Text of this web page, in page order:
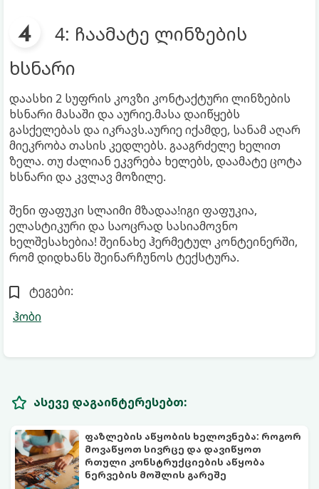
4: ჩაამატე ლინზების
ხსნარი
დაასხი 2 სუფრის კოვზი კონტაქტური ლინზების
ხსნარი მასაში და აურიე.მასა დაიწყებს
გასქელებას და იკრავს.აურიე იქამდე, სანამ აღარ
მიეკრობა თასის კედლებს. გააგრძელე ხელით
ზელა. თუ ძალიან ეკვრება ხელებს, დაამატე ცოტა
ხსნარი და კვლავ მოზილე.
შენი ფაფუკი სლაიმი მზადაა!იგი ფაფუკია,
ელასტიკური და საოცრად სასიამოვნო
ხელშესახებია! შეინახე ჰერმეტულ კონტეინერში,
რომ დიდხანს შეინარჩუნოს ტექსტურა.
ტეგები:
ჰობი
ასევე დაგაინტერესებთ:
ფაზლების აწყობის ხელოვნება: როგორ
მოვაწყოთ სივრცე და დავიწყოთ
რთული კონსტრუქციების აწყობა
ნერვების მოშლის გარეშე